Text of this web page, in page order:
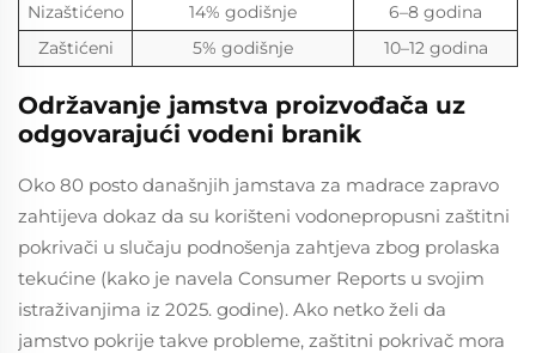
Nizaštićeno
14% godišnje
6–8 godina
Zaštićeni
5% godišnje 10–12 godina
Održavanje jamstva proizvođača uz
odgovarajući vodeni branik
Oko 80 posto današnjih jamstava za madrace zapravo
zahtijeva dokaz da su korišteni vodonepropusni zaštitni
pokrivači u slučaju podnošenja zahtjeva zbog prolaska
tekućine (kako je navela Consumer Reports u svojim
istraživanjima iz 2025. godine). Ako netko želi da
jamstvo pokrije takve probleme, zaštitni pokrivač mora